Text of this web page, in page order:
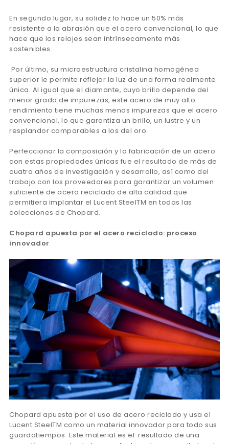
En segundo lugar, su solidez lo hace un 50% más
resistente a la abrasión que el acero convencional, lo que
hace que los relojes sean intrínsecamente más
sostenibles.
Por último, su microestructura cristalina homogénea
superior le permite reflejar la luz de una forma realmente
única. Al igual que el diamante, cuyo brillo depende del
menor grado de impurezas, este acero de muy alto
rendimiento tiene muchas menos impurezas que el acero
convencional, lo que garantiza un brillo, un lustre y un
resplandor comparables a los del oro.
Perfeccionar la composición y la fabricación de un acero
con estas propiedades únicas fue el resultado de más de
cuatro años de investigación y desarrollo, así como del
trabajo con los proveedores para garantizar un volumen
suficiente de acero reciclado de alta calidad que
permitiera implantar el Lucent SteelTM en todas las
colecciones de Chopard.
Chopard apuesta por el acero reciclado: proceso
innovador
Chopard apuesta por el uso de acero reciclado y usa el
Lucent SteelTM como un material innovador para todo sus
guardatiempos. Este material es el resultado de una